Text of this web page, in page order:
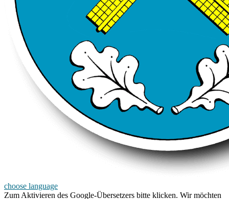
choose language
Zum Aktivieren des Google-Übersetzers bitte klicken. Wir möchten